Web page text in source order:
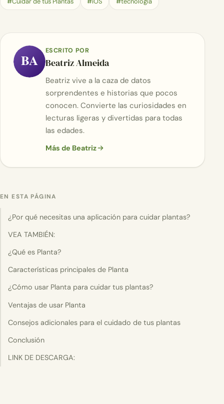
BA
ESCRITO POR
Beatriz Almeida
Beatriz vive a la caza de datos
sorprendentes e historias que pocos
conocen. Convierte las curiosidades en
lecturas ligeras y divertidas para todas
las edades.
Más de Beatriz
EN ESTA PÁGINA
¿Por qué necesitas una aplicación para cuidar plantas?
VEA TAMBIÉN:
¿Qué es Planta?
Características principales de Planta
¿Cómo usar Planta para cuidar tus plantas?
Ventajas de usar Planta
Consejos adicionales para el cuidado de tus plantas
Conclusión
LINK DE DESCARGA: